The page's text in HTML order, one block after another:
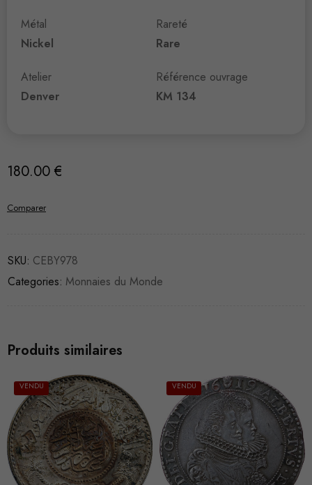
Métal
Nickel
Atelier
Denver
Rareté
Rare
Référence ouvrage
KM 134
180.00 €
Comparer
SKU: CEBY978
Categories: Monnaies du Monde
Produits similaires
VENDU VENDU